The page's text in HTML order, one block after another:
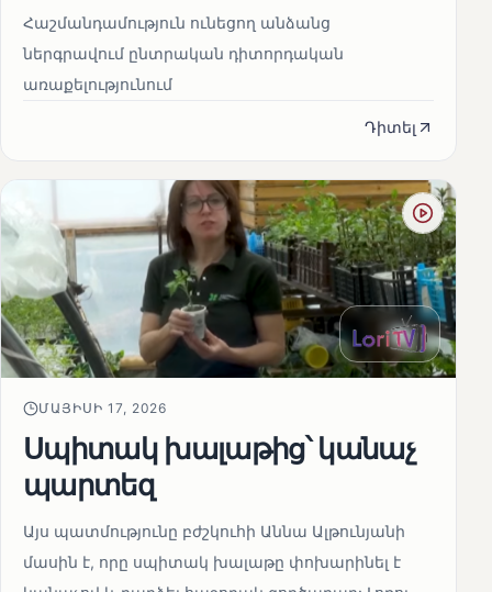
Հաշմանդամություն ունեցող անձանց
ներգրավում ընտրական դիտորդական
առաքելությունում
Դիտել
ՄԱՅԻՍԻ 17, 2026
Սպիտակ խալաթից՝ կանաչ
պարտեզ
Այս պատմությունը բժշկուհի Աննա Ալթունյանի
մասին է, որը սպիտակ խալաթը փոխարինել է